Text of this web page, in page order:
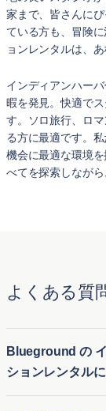
家まで、皆さんに
ている方も、冒険
ョンレンタルは、
インディアンハー
暇を発見。快適で
す。ソロ旅行、ロ
る方に最適です。
機会に最適な環境
べてを探索しながら
よくある質
Blueground の
ションレンタル